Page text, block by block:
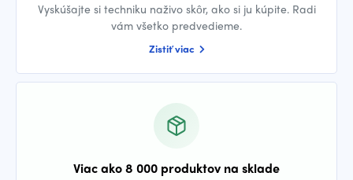
Vyskúšajte si techniku naživo skôr, ako si ju kúpite. Radi
vám všetko predvedieme.
Zistiť viac
Viac ako 8 000 produktov na sklade